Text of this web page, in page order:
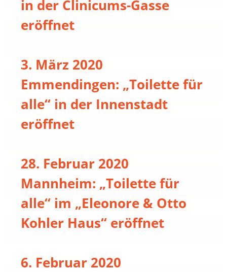
in der Clinicums-Gasse
eröffnet
3. März 2020
Emmendingen: „Toilette für
alle“ in der Innenstadt
eröffnet
28. Februar 2020
Mannheim: „Toilette für
alle“ im „Eleonore & Otto
Kohler Haus“ eröffnet
6. Februar 2020